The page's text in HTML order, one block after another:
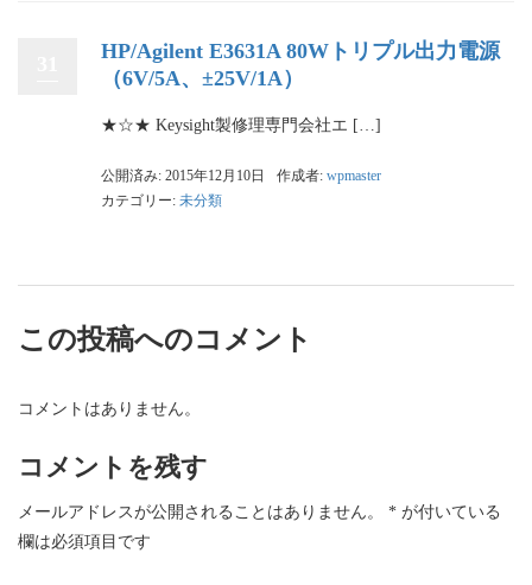
HP/Agilent E3631A 80Wトリプル出力電源
（6V/5A、±25V/1A）
★☆★ Keysight製修理専門会社エ […]
公開済み: 2015年12月10日 作成者: wpmaster
カテゴリー: 未分類
この投稿へのコメント
コメントはありません。
コメントを残す
メールアドレスが公開されることはありません。 * が付いている
欄は必須項目です